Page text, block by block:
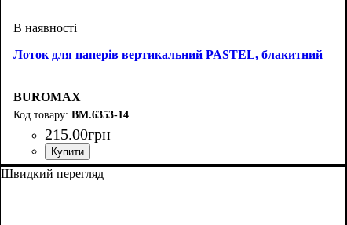
Лоток для паперів вертикальний PASTEL, блакитний
BUROMAX
BM.6353-14
215.00грн
Швидкий перегляд